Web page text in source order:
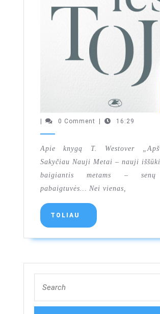
0 Comment 16:29
Apie knygą T. Westover
Sakyčiau Nauji Metai – nauji
baigiantis metams –
pabaigtuvės… Nei vienas,
TOLIAU